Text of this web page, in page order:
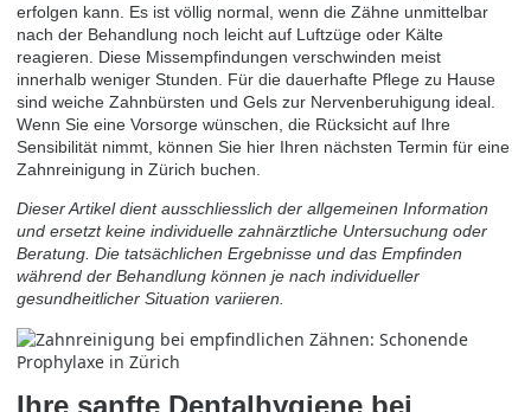
erfolgen kann. Es ist völlig normal, wenn die Zähne unmittelbar
nach der Behandlung noch leicht auf Luftzüge oder Kälte
reagieren. Diese Missempfindungen verschwinden meist
innerhalb weniger Stunden. Für die dauerhafte Pflege zu Hause
sind weiche Zahnbürsten und Gels zur Nervenberuhigung ideal.
Wenn Sie eine Vorsorge wünschen, die Rücksicht auf Ihre
Sensibilität nimmt, können Sie hier Ihren nächsten Termin für eine
Zahnreinigung in Zürich buchen
Dieser Artikel dient ausschliesslich der allgemeinen Information
und ersetzt keine individuelle zahnärztliche Untersuchung oder
Beratung. Die tatsächlichen Ergebnisse und das Empfinden
während der Behandlung können je nach individueller
gesundheitlicher Situation variieren.
Ihre sanfte Dentalhygiene bei